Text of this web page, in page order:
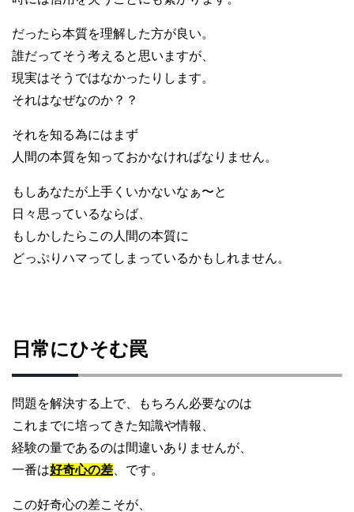
だったら本質を理解した方が良い。
誰だってそう考えると思いますが、
現実はそうではなかったりします。
それはなぜなのか？？
それを知る為にはまず
人間の本質を知っておかなければなりません。
もしあなたが上手くいかないなぁ〜と
日々思っているならば、
もしかしたらこの人間の本質に
どっぷりハマってしまっているかもしれません。
日常にひそむ罠
問題を解決する上で、もちろん必要なのは
これまでに培ってきた知識や情報、
経験の量であるのは間違いありませんが、
一番は好奇心の差 、です。
この好奇心の差こそが、